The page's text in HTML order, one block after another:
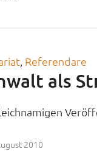
Referendare
als
2010